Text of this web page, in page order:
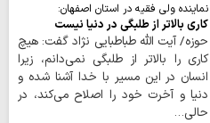
نماینده ولی فقیه در استان اصفهان:
کاری بالاتر از طلبگی در دنیا نیست
حوزه/ آیت الله طباطبایی نژاد گفت: هیچ
کاری را بالاتر از طلبگی نمی‌دانم، زیرا
انسان در این مسیر با خدا آشنا شده و
دنیا و آخرت خود را اصلاح می‌کند، در
حالی…